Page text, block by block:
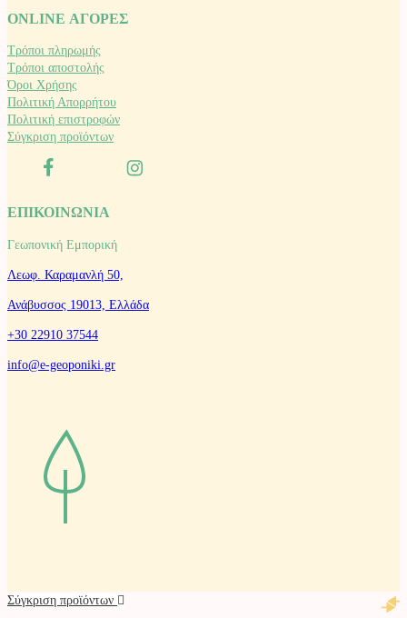
ONLINE ΑΓΟΡΕΣ
Τρόποι πληρωμής
Τρόποι αποστολής
Όροι Χρήσης
Πολιτική Απορρήτου
Πολιτική επιστροφών
Σύγκριση προϊόντων
ΕΠΙΚΟΙΝΩΝΙΑ
Γεωπονική Εμπορική
Λεωφ. Καραμανλή 50,
Ανάβυσσος 19013, Ελλάδα
+30 22910 37544
info@e-geoponiki.gr
Σύγκριση προϊόντων